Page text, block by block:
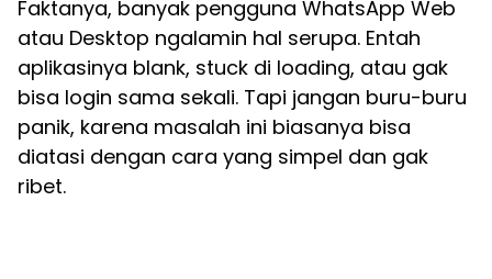
Faktanya, banyak pengguna WhatsApp Web
atau Desktop ngalamin hal serupa. Entah
aplikasinya blank, stuck di loading, atau gak
bisa login sama sekali. Tapi jangan buru-buru
panik, karena masalah ini biasanya bisa
diatasi dengan cara yang simpel dan gak
ribet.